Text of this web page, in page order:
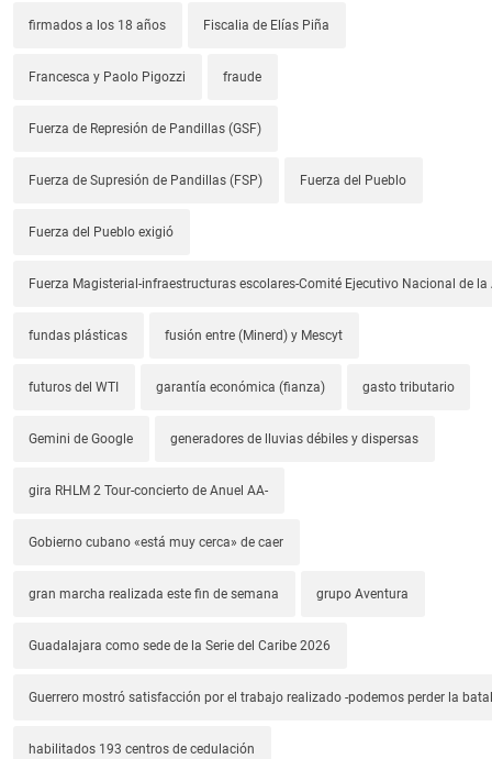
firmados a los 18 años Fiscalia de Elías Piña
Francesca y Paolo Pigozzi fraude
Fuerza de Represión de Pandillas (GSF)
Fuerza de Supresión de Pandillas (FSP) Fuerza del Pueblo
Fuerza del Pueblo exigió
Fuerza Magisterial-infraestructuras escolares-Comité Ejecutivo Nacional de la
fundas plásticas fusión entre (Minerd) y Mescyt
futuros del WTI garantía económica (fianza) gasto tributario
Gemini de Google generadores de lluvias débiles y dispersas
gira RHLM 2 Tour-concierto de Anuel AA-
Gobierno cubano «está muy cerca» de caer
gran marcha realizada este fin de semana grupo Aventura
Guadalajara como sede de la Serie del Caribe 2026
Guerrero mostró satisfacción por el trabajo realizado -podemos perder la
habilitados 193 centros de cedulación